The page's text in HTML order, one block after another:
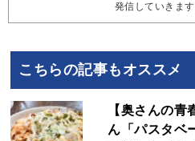
発信していきます
こちらの記事もオススメ
【奥さんの
ん「パスタベ